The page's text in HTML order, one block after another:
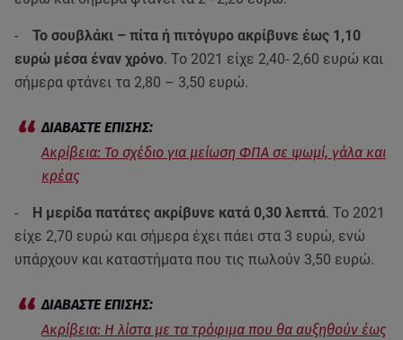
- Το σουβλάκι – πίτα ή πιτόγυρο ακρίβυνε έως 1,10
ευρώ μέσα έναν χρόνο. Το 2021 είχε 2,40- 2,60 ευρώ και
σήμερα φτάνει τα 2,80 – 3,50 ευρώ.
Ακρίβεια: Το σχέδιο για μείωση ΦΠΑ σε ψωμί, γάλα και
κρέας
- Η μερίδα πατάτες ακρίβυνε κατά 0,30 λεπτά. Το 2021
είχε 2,70 ευρώ και σήμερα έχει πάει στα 3 ευρώ, ενώ
υπάρχουν και καταστήματα που τις πωλούν 3,50 ευρώ.
Ακρίβεια: Η λίστα με τα τρόφιμα που θα αυξηθούν έως